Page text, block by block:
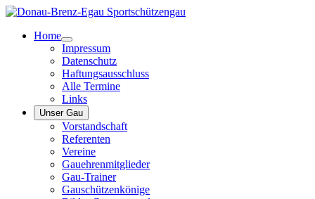
Home
Impressum
Datenschutz
Haftungsausschluss
Alle Termine
Links
Unser Gau
Vorstandschaft
Referenten
Vereine
Gauehrenmitglieder
Gau-Trainer
Gauschützenkönige